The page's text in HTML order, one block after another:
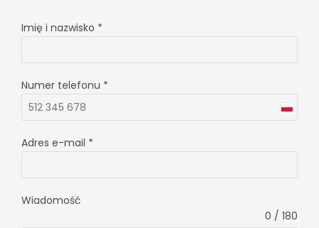
Imię i nazwisko *
Numer telefonu *
P
n
+
Adres e-mail *
Wiadomość
0 / 180